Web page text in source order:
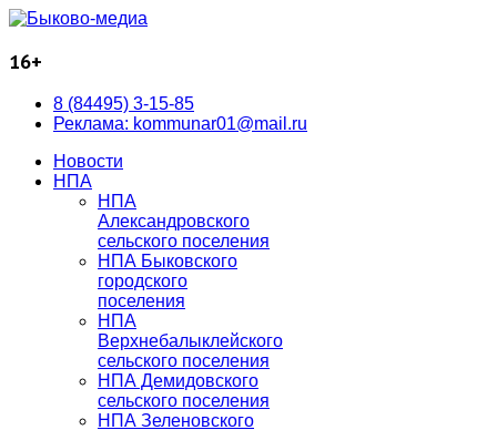
16+
8 (84495) 3-15-85
Реклама: kommunar01@mail.ru
Новости
НПА
НПА
Александровского
сельского поселения
НПА Быковского
городского
поселения
НПА
Верхнебалыклейского
сельского поселения
НПА Демидовского
сельского поселения
НПА Зеленовского